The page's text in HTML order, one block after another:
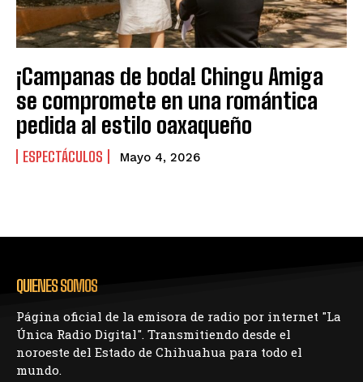
¡Campanas de boda! Chingu Amiga
se compromete en una romántica
pedida al estilo oaxaqueño
ESPECTÁCULOS Mayo 4, 2026
QUIENES SOMOS
Página oficial de la emisora de radio por internet "La
Única Radio Digital". Transmitiendo desde el
noroeste del Estado de Chihuahua para todo el
mundo.